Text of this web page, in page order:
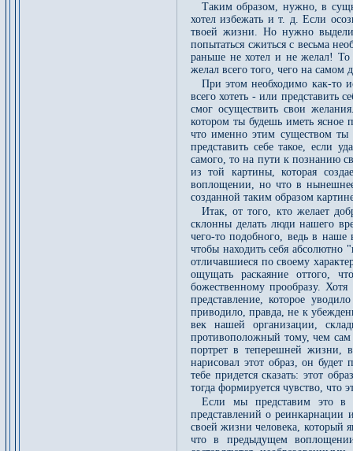
Таким образом, нужно, в
хотел избежать и т. д. Если
твоей жизни. Но нужно
попытаться сжиться с весьма
раньше не хотел и не желал!
желал всего того, чего на самом
При этом необходимо как-то
всего хотеть - или представить
смог осуществить свои
котором ты будешь иметь ясное
что именно этим существом
представить себе такое, если
самого, то на пути к познанию
из той картины, которая
воплощении, но что в нынешнее
созданной таким образом
Итак, от того, кто желает
склонны делать люди нашего
чего-то подобного, ведь в наше
чтобы находить себя
отличавшиеся по своему
ощущать раскаяние оттого,
божественному прообразу.
представление, которое
приводило, правда, не к
век нашей организации,
противоположный тому, чем сам
портрет в теперешней жизни,
нарисовал этот образ, он будет
тебе придется сказать: этот
тогда формируется чувство, что
Если мы представим это в
представлений о
своей жизни человека, который
что в предыдущем